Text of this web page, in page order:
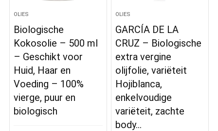
OLIES
Biologische
Kokosolie – 500 ml
– Geschikt voor
Huid, Haar en
Voeding – 100%
vierge, puur en
biologisch
OLIES
GARCÍA DE LA
CRUZ – Biologische
extra vergine
olijfolie, variëteit
Hojiblanca,
enkelvoudige
variëteit, zachte
body…